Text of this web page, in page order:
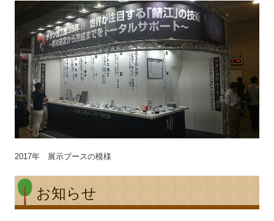
2017年 展示ブースの模様
お知らせ